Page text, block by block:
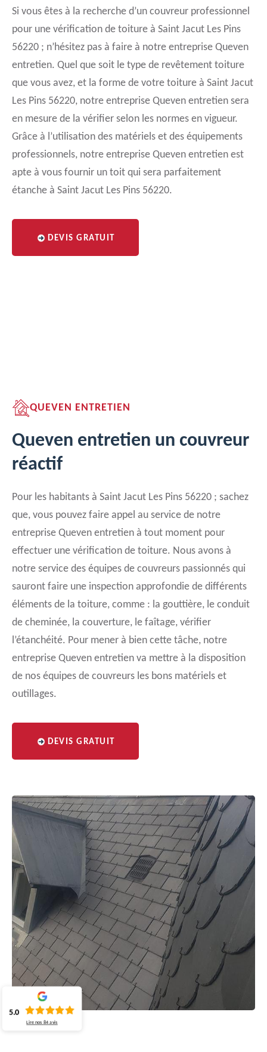
Si vous êtes à la recherche d’un couvreur professionnel
pour une vérification de toiture à Saint Jacut Les Pins
56220 ; n’hésitez pas à faire à notre entreprise Queven
entretien. Quel que soit le type de revêtement toiture
que vous avez, et la forme de votre toiture à Saint Jacut
Les Pins 56220, notre entreprise Queven entretien sera
en mesure de la vérifier selon les normes en vigueur.
Grâce à l’utilisation des matériels et des équipements
professionnels, notre entreprise Queven entretien est
apte à vous fournir un toit qui sera parfaitement
étanche à Saint Jacut Les Pins 56220.
DEVIS GRATUIT
QUEVEN ENTRETIEN
Queven entretien un couvreur
réactif
Pour les habitants à Saint Jacut Les Pins 56220 ; sachez
que, vous pouvez faire appel au service de notre
entreprise Queven entretien à tout moment pour
effectuer une vérification de toiture. Nous avons à
notre service des équipes de couvreurs passionnés qui
sauront faire une inspection approfondie de différents
éléments de la toiture, comme : la gouttière, le conduit
de cheminée, la couverture, le faîtage, vérifier
l’étanchéité. Pour mener à bien cette tâche, notre
entreprise Queven entretien va mettre à la disposition
de nos équipes de couvreurs les bons matériels et
outillages.
DEVIS GRATUIT
5.0
Lire nos84 avis